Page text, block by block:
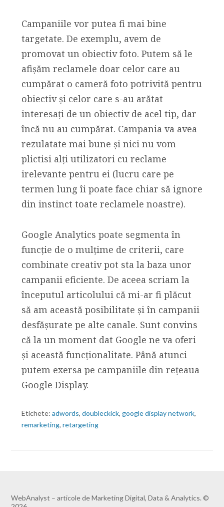
Campaniile vor putea fi mai bine
targetate. De exemplu, avem de
promovat un obiectiv foto. Putem să le
afișăm reclamele doar celor care au
cumpărat o cameră foto potrivită pentru
obiectiv și celor care s-au arătat
interesați de un obiectiv de acel tip, dar
încă nu au cumpărat. Campania va avea
rezulatate mai bune și nici nu vom
plictisi alți utilizatori cu reclame
irelevante pentru ei (lucru care pe
termen lung îi poate face chiar să ignore
din instinct toate reclamele noastre).
Google Analytics poate segmenta în
funcție de o mulțime de criterii, care
combinate creativ pot sta la baza unor
campanii eficiente. De aceea scriam la
începutul articolului că mi-ar fi plăcut
să am această posibilitate și în campanii
desfășurate pe alte canale. Sunt convins
că la un moment dat Google ne va oferi
și această funcționalitate. Până atunci
putem exersa pe campaniile din rețeaua
Google Display.
Etichete: adwords, doubleckick, google display network,
remarketing, retargeting
WebAnalyst – articole de Marketing Digital, Data & Analytics. ©